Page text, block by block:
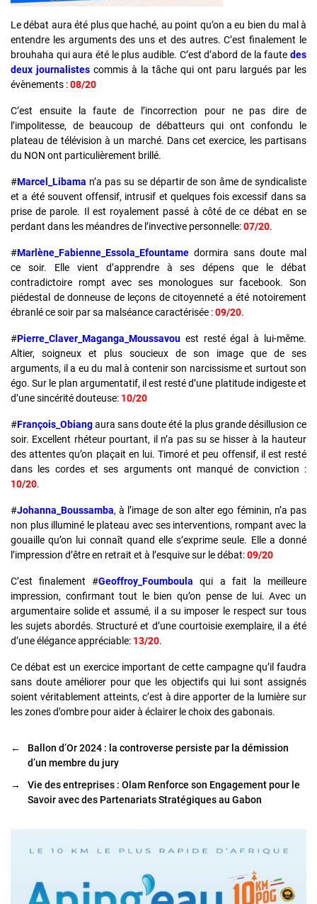
Le débat aura été plus que haché, au point qu’on a eu bien du mal à
entendre les arguments des uns et des autres. C’est finalement le
brouhaha qui aura été le plus audible. C’est d’abord de la faute des
deux journalistes commis à la tâche qui ont paru largués par les
évènements :08/20
C’est ensuite la faute de l’incorrection pour ne pas dire de
l’impolitesse, de beaucoup de débatteurs qui ont confondu le
plateau de télévision à un marché. Dans cet exercice, les partisans
du NON ont particulièrement brillé.
#Marcel_Libama n’a pas su se départir de son âme de syndicaliste
et a été souvent offensif, intrusif et quelques fois excessif dans sa
prise de parole. Il est royalement passé à côté de ce débat en se
perdant dans les méandres de l’invective personnelle:07/20.
#Marlène_Fabienne_Essola_Efountame dormira sans doute mal
ce soir. Elle vient d’apprendre à ses dépens que le débat
contradictoire rompt avec ses monologues sur facebook. Son
piédestal de donneuse de leçons de citoyenneté a été notoirement
ébranlé ce soir par sa malséance caractérisée :09/20.
#Pierre_Claver_Maganga_Moussavou est resté égal à lui-même.
Altier, soigneux et plus soucieux de son image que de ses
arguments, il a eu du mal à contenir son narcissisme et surtout son
égo. Sur le plan argumentatif, il est resté d’une platitude indigeste et
d’une sincérité douteuse: 10/20
#François_Obiangaura sans doute été la plus grande désillusion ce
soir. Excellent rhéteur pourtant, il n’a pas su se hisser à la hauteur
des attentes qu’on plaçait en lui. Timoré et peu offensif, il est resté
dans les cordes et ses arguments ont manqué de conviction :
10/20.
#Johanna_Boussamba, à l’image de son alter ego féminin, n’a pas
non plus illuminé le plateau avec ses interventions, rompant avec la
gouaille qu’on lui connaît quand elle s’exprime seule. Elle a donné
l’impression d’être en retrait et à l’esquive sur le débat:09/20
C’est finalement #Geoffroy_Foumboula qui a fait la meilleure
impression, confirmant tout le bien qu’on pense de lui. Avec un
argumentaire solide et assumé, il a su imposer le respect sur tous
les sujets abordés. Structuré et d’une courtoisie exemplaire, il a été
d’une élégance appréciable: 13/20.
Ce débat est un exercice important de cette campagne qu’il faudra
sans doute améliorer pour que les objectifs qui lui sont assignés
soient véritablement atteints, c’est à dire apporter de la lumière sur
les zones d’ombre pour aider à éclairer le choix des gabonais.
←
Ballon d’Or 2024 : la controverse persiste par la démission
d’un membre du jury
→
Vie des entreprises : Olam Renforce son Engagement pour le
Savoir avec des Partenariats Stratégiques au Gabon